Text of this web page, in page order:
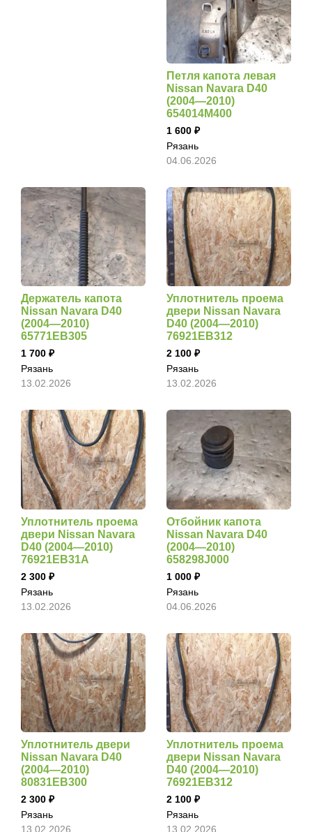
Петля капота левая
Nissan Navara D40
(2004—2010)
654014M400
1 600
Рязань
04.06.2026
Держатель капота
Nissan Navara D40
(2004—2010)
65771EB305
1 700
Рязань
13.02.2026
Уплотнитель проема
двери Nissan Navara
D40 (2004—2010)
76921EB312
2 100
Рязань
13.02.2026
Уплотнитель проема
двери Nissan Navara
D40 (2004—2010)
76921EB31A
2 300
Рязань
13.02.2026
Отбойник капота
Nissan Navara D40
(2004—2010)
658298J000
1 000
Рязань
04.06.2026
Уплотнитель двери
Nissan Navara D40
(2004—2010)
80831EB300
2 300
Рязань
13.02.2026
Уплотнитель проема
двери Nissan Navara
D40 (2004—2010)
76921EB312
2 100
Рязань
13.02.2026